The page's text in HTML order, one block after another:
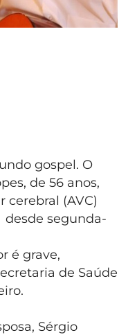
gospel. O
de 56 anos,
cerebral (AVC)
segunda-
é grave,
de Saúde
Sérgio